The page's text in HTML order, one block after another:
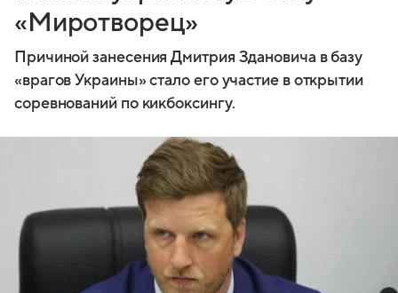
«Миротворец»
Причиной занесения Дмитрия Здановича в базу
«врагов Украины» стало его участие в открытии
соревнований по кикбоксингу.